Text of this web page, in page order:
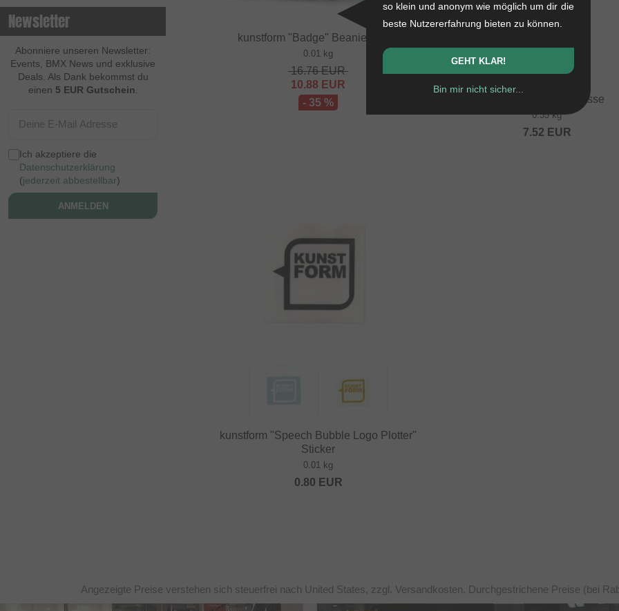
Newsletter
Abonniere unseren Newsletter:
Events, BMX News und exklusive
Deals. Als Dank bekommst du
einen 5 EUR Gutschein
Ich akzeptiere die
Datenschutzerklärung
(jederzeit abbestellbar)
ANMELDEN
kunstform "Badge" Beanie Mütze
0.01 kg
16.76EUR
10.88 EUR
- 35 %
kunstform "BMX" Tasse
0.35 kg
7.52 EUR
kunstform "Speech Bubble Logo Plotter"
Sticker
0.01 kg
0.80 EUR
Angezeigte Preise verstehen sich steuerfrei nach United States, zzgl. Versandkosten. Durchgestrichene Preise (bei
so klein und anonym wie möglich um dir die
beste Nutzererfahrung bieten zu können.
GEHT KLAR!
Bin mir nicht sicher...